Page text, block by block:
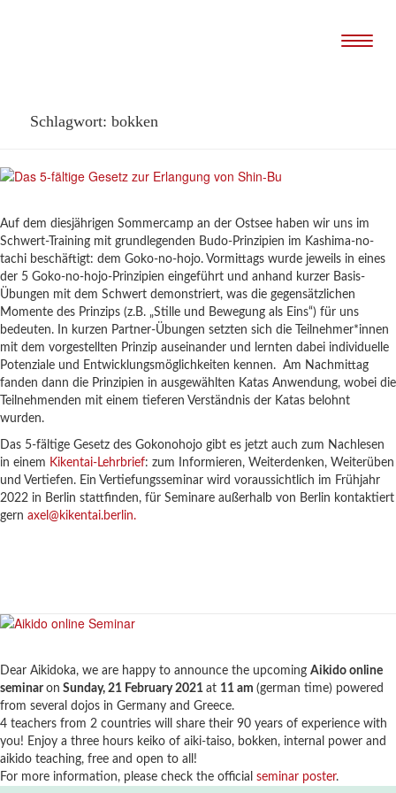
Schlagwort:bokken
Auf dem diesjährigen Sommercamp an der Ostsee haben wir uns im
Schwert-Training mit grundlegenden Budo-Prinzipien im Kashima-no-
tachi beschäftigt: dem Goko-no-hojo. Vormittags wurde jeweils in eines
der 5 Goko-no-hojo-Prinzipien eingeführt und anhand kurzer Basis-
Übungen mit dem Schwert demonstriert, was die gegensätzlichen
Momente des Prinzips (z.B. „Stille und Bewegung als Eins“) für uns
bedeuten. In kurzen Partner-Übungen setzten sich die Teilnehmer*innen
mit dem vorgestellten Prinzip auseinander und lernten dabei individuelle
Potenziale und Entwicklungsmöglichkeiten kennen. Am Nachmittag
fanden dann die Prinzipien in ausgewählten Katas Anwendung, wobei die
Teilnehmenden mit einem tieferen Verständnis der Katas belohnt
wurden.
Das 5-fältige Gesetz des Gokonohojo gibt es jetzt auch zum Nachlesen
in einem Kikentai-Lehrbrief: zum Informieren, Weiterdenken, Weiterüben
und Vertiefen. Ein Vertiefungsseminar wird voraussichtlich im Frühjahr
2022 in Berlin stattfinden, für Seminare außerhalb von Berlin kontaktiert
gern axel@kikentai.berlin.
Dear Aikidoka, we are happy to announce the upcoming Aikido online
seminaron Sunday, 21 February 2021 at 11 am (german time) powered
from several dojos in Germany and Greece.
4 teachers from 2 countries will share their 90 years of experience with
you! Enjoy a three hours keiko of aiki-taiso, bokken, internal power and
aikido teaching, free and open to all!
For more information, please check the official seminar poster.